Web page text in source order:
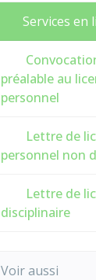
Services en
préalable au
personnel
Lettre de
personnel non
Lettre de
disciplinaire
Voir aussi